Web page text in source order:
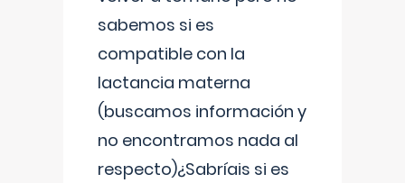
sabemos si es
compatible con la
lactancia materna
(buscamos información y
no encontramos nada al
respecto)¿Sabríais si es